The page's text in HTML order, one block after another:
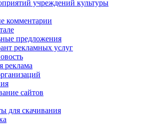
учреждений культуры
комментарии
предложения
рекламных услуг
реклама
сайтов
для скачивания